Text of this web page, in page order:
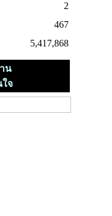
2
467
5,417,868
น
จ